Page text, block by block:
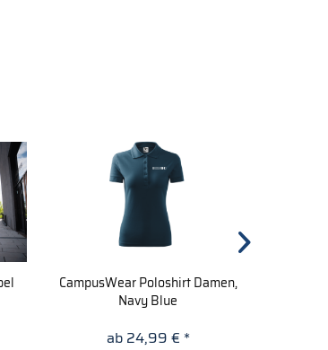
CampusWear Poloshirt Damen,
Navy Blue
ab 24,99 € *